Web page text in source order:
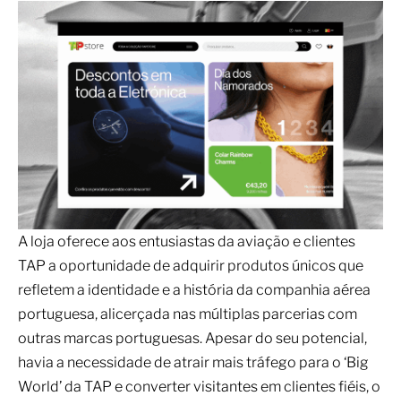
A loja oferece aos entusiastas da aviação e clientes
TAP a oportunidade de adquirir produtos únicos que
refletem a identidade e a história da companhia aérea
portuguesa, alicerçada nas múltiplas parcerias com
outras marcas portuguesas. Apesar do seu potencial,
havia a necessidade de atrair mais tráfego para o ‘Big
World’ da TAP e converter visitantes em clientes fiéis, o